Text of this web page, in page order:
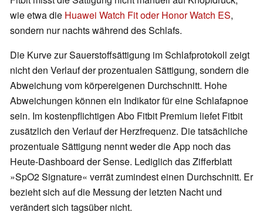
wie etwa die Huawei Watch Fit oder Honor Watch ES,
sondern nur nachts während des Schlafs.
Die Kurve zur Sauerstoffsättigung im Schlafprotokoll zeigt
nicht den Verlauf der prozentualen Sättigung, sondern die
Abweichung vom körpereigenen Durchschnitt. Hohe
Abweichungen können ein Indikator für eine Schlafapnoe
sein. Im kostenpflichtigen Abo Fitbit Premium liefet Fitbit
zusätzlich den Verlauf der Herzfrequenz. Die tatsächliche
prozentuale Sättigung nennt weder die App noch das
Heute-Dashboard der Sense. Lediglich das Zifferblatt
»SpO2 Signature« verrät zumindest einen Durchschnitt. Er
bezieht sich auf die Messung der letzten Nacht und
verändert sich tagsüber nicht.